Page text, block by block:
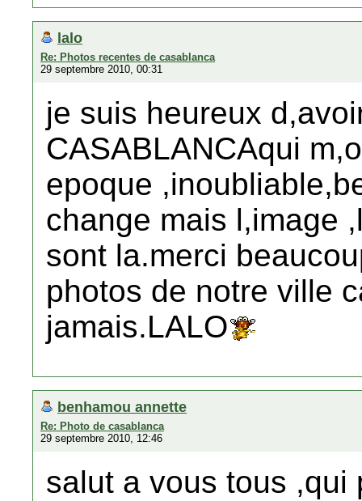
lalo
Re: Photos recentes de casablanca
29 septembre 2010, 00:31
je suis heureux
CASABLANCAqui
epoque
change mais l,image
sont la.merci
photos de notre ville
jamais.LALO
benhamou annette
Re: Photo de casablanca
29 septembre 2010, 12:46
salut a vous tous ,qui